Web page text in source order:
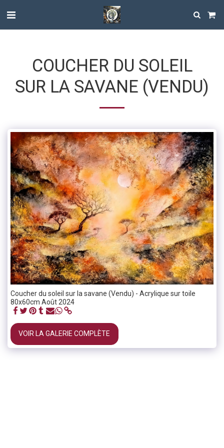
COUCHER DU SOLEIL
SUR LA SAVANE (VENDU)
Coucher du soleil sur la savane (Vendu) - Acrylique sur toile
80x60cm Août 2024
VOIR LA GALERIE COMPLÈTE